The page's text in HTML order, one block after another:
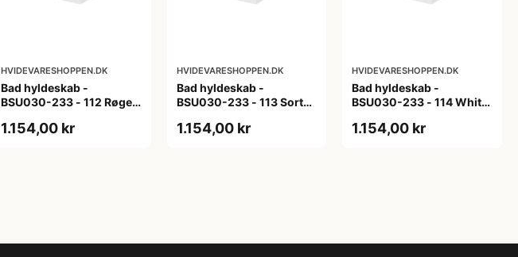
HVIDEVARESHOPPEN.DK
Bad hyldeskab -
BSU030-233 - 112 Røget
1.154,00 kr
HVIDEVARESHOPPEN.DK
Bad hyldeskab -
BSU030-233 - 113 Sort
1.154,00 kr
HVIDEVARESHOPPEN.DK
Bad hyldeskab -
BSU030-233 - 114 White
ABS-kant
1.154,00 kr